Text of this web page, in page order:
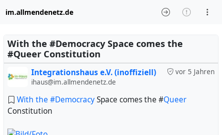
im.allmendenetz.de
With the #Democracy Space comes the
#Queer Constitution
vor 5 Jahren
Integrationshaus e.V. (inoffiziell)
ihaus@im.allmendenetz.de
With the #DemocracySpace comes the #Queer
Constitution